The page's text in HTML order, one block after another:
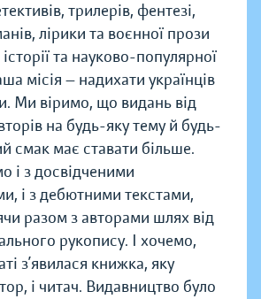
трилерів, фентезі,
лірики та воєнної прози
та науково-популярної
місія — надихати українців
Ми віримо, що видань від
на будь-яку тему й будь-
смак має ставати більше.
і з досвідченими
і з дебютними текстами,
разом з авторами шлях від
рукопису. І хочемо,
з’явилася книжка, яку
і читач. Видавництво було